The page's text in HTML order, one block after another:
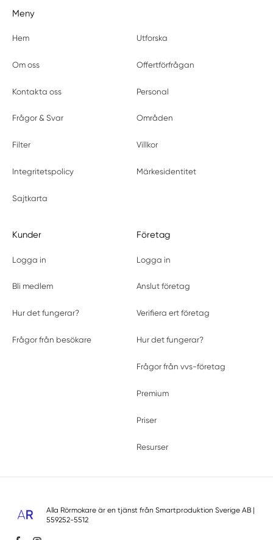
Meny
Hem Utforska
Om oss Offertförfrågan
Kontakta oss Personal
Frågor & Svar Områden
Filter Villkor
Integritetspolicy Märkesidentitet
Sajtkarta
Kunder
Logga in
Bli medlem
Hur det fungerar?
Frågor från besökare
Företag
Logga in
Anslut företag
Verifiera ert företag
Hur det fungerar?
Frågor från vvs-företag
Premium
Priser
Resurser
Alla Rörmokare är en tjänst frånSmartproduktion Sverige AB |
559252-5512